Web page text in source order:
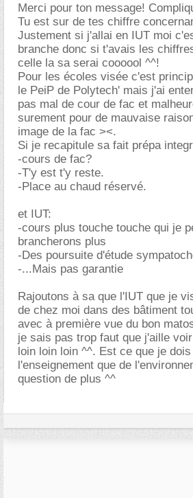
Merci pour ton message!
Tu est sur de tes chiffre
Justement si j'allai en IUT moi
branche donc si t'avais les
celle la sa serai coooool ^^!
Pour les écoles visée c'est
le PeiP de Polytech' mais j'ai
pas mal de cour de fac et
surement pour de mauvaise
image de la fac ><.
Si je recapitule sa fait prépa
-cours de fac?
-T'y est t'y reste.
-Place au chaud réservé.
et IUT:
-cours plus touche touche qui je
brancherons plus
-Des poursuite d'étude
-...Mais pas garantie
Rajoutons à sa que l'IUT que je
de chez moi dans des bâtiment
avec à première vue du bon
je sais pas trop faut que j'aille
loin loin loin ^^. Est ce que je
l'enseignement que de
question de plus ^^